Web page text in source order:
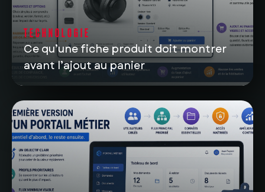
TECHNOLOGIE
Ce qu’une fiche produit doit montrer
avant l’ajout au panier